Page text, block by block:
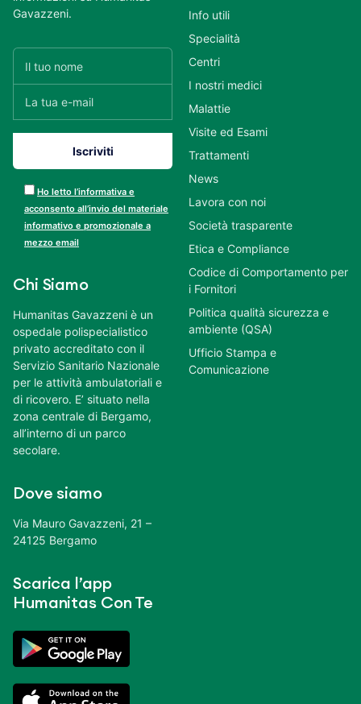
Gavazzeni.
Ho letto l’informativa e
acconsento all’invio del materiale
informativo e promozionale a
mezzo email
Chi Siamo
Humanitas Gavazzeni è un
ospedale polispecialistico
privato accreditato con il
Servizio Sanitario Nazionale
per le attività ambulatoriali e
di ricovero. E’ situato nella
zona centrale di Bergamo,
all’interno di un parco
secolare.
Dove siamo
Via Mauro Gavazzeni, 21 –
24125 Bergamo
Scarica l’app
Humanitas Con Te
Info utili
Specialità
Centri
I nostri medici
Malattie
Visite ed Esami
Trattamenti
News
Lavora con noi
Società trasparente
Etica e Compliance
Codice di Comportamento per
i Fornitori
Politica qualità sicurezza e
ambiente (QSA)
Ufficio Stampa e
Comunicazione